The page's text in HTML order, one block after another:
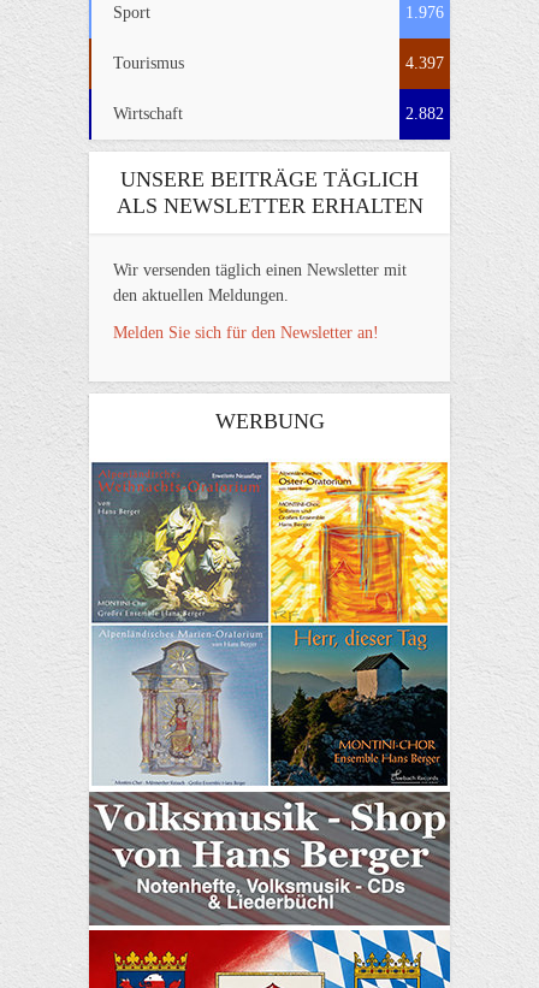
Sport 1.976
Tourismus 4.397
Wirtschaft 2.882
UNSERE BEITRÄGE TÄGLICH
ALS NEWSLETTER ERHALTEN
Wir versenden täglich einen Newsletter mit
den aktuellen Meldungen.
Melden Sie sich für den Newsletter an!
WERBUNG